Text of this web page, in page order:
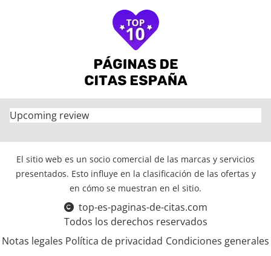
Upcoming review
El sitio web es un socio comercial de las marcas y servicios
presentados. Esto influye en la clasificación de las ofertas y
en cómo se muestran en el sitio.
top-es-paginas-de-citas.com
Todos los derechos reservados
Notas legales Política de privacidad Condiciones generales